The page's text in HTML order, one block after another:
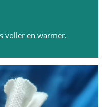
voller en warmer.